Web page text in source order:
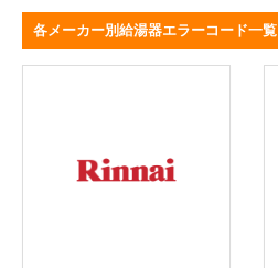
各メーカー別給湯器エラーコード一覧